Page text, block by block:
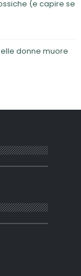
(e capire se
donne muore